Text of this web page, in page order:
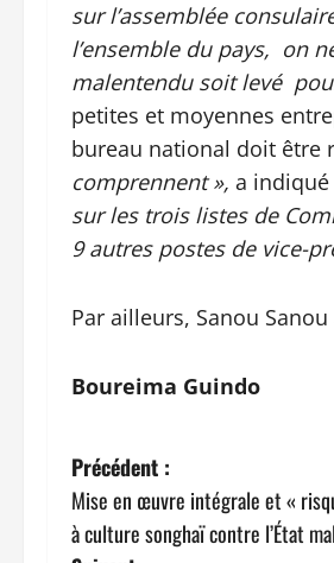
sur l’assemblée
l’ensemble du pays, on
malentendu soit levé
petites et moyennes
bureau national doit être
comprennent », a indiqué
sur les trois listes de
9 autres postes de vice-
Par ailleurs, Sanou
Boureima Guindo
N
a
Précédent :
Mise en œuvre intégrale et «
à culture songhaï contre l’État